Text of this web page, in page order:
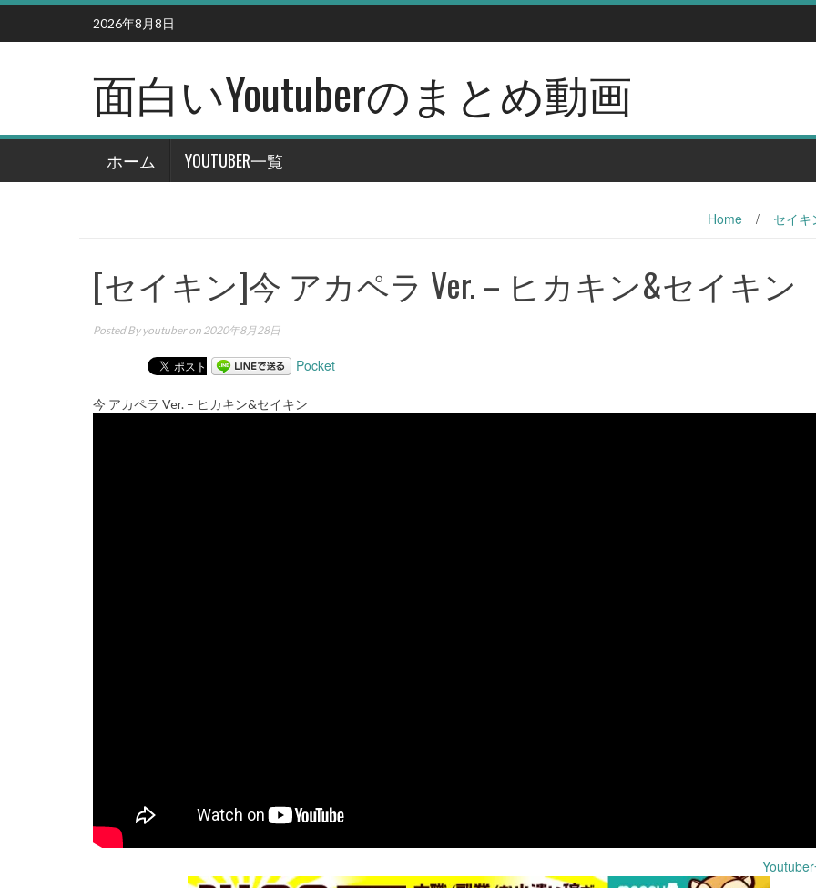
Skip
content
2026年8月8日
面白いYoutuberのまとめ動画
ホーム YOUTUBER一覧
Home / セイキ
[セイキン]今 アカペラ Ver. – ヒカキン&セイキン
Posted By youtuberon 2020年8月28日
Pocket
今 アカペラ Ver. – ヒカキン&セイキン